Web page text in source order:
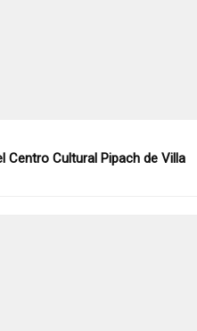
Centro Cultural Pipach de Villa